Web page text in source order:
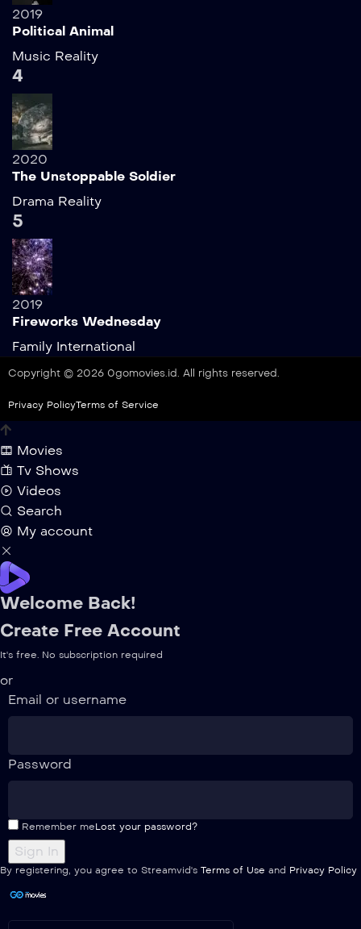
2019
Political Animal
Music Reality
4
2020
The Unstoppable Soldier
Drama Reality
5
2019
Fireworks Wednesday
Family International
Copyright © 2026 0gomovies.id. All rights reserved.
Privacy PolicyTerms of Service
Movies
Tv Shows
Videos
Search
My account
Welcome Back!
Create Free Account
It's free. No subscription required
or
Email or username
Password
Remember meLost your password?
By registering, you agree to Streamvid's Terms of Use and Privacy Policy